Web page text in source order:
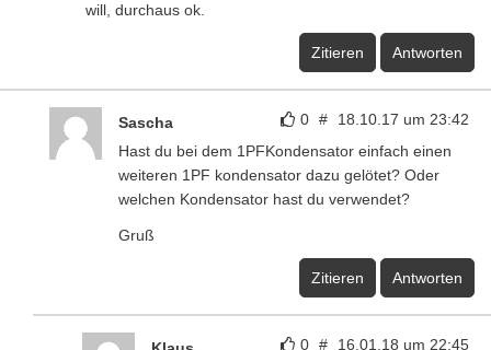
will, durchaus ok.
Zitieren Antworten
0 # 18.10.17 um 23:42
Sascha
Hast du bei dem 1PFKondensator einfach einen
weiteren 1PF kondensator dazu gelötet? Oder
welchen Kondensator hast du verwendet?
Gruß
Zitieren Antworten
0 # 16.01.18 um 22:45